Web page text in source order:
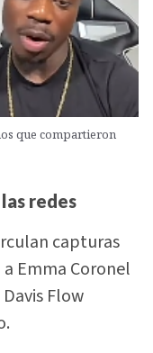
que compartieron
redes
capturas
Emma Coronel
Flow